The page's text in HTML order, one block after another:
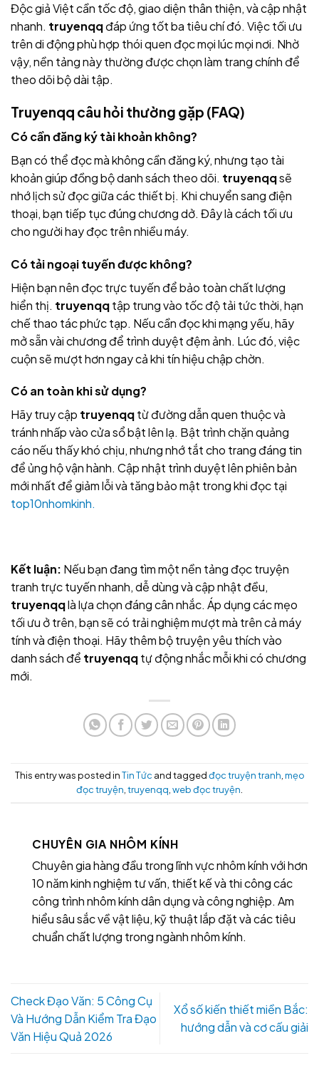
Độc giả Việt cần tốc độ, giao diện thân thiện, và cập nhật
nhanh. truyenqqđáp ứng tốt ba tiêu chí đó. Việc tối ưu
trên di động phù hợp thói quen đọc mọi lúc mọi nơi. Nhờ
vậy, nền tảng này thường được chọn làm trang chính để
theo dõi bộ dài tập.
Truyenqq câu hỏi thường gặp (FAQ)
Có cần đăng ký tài khoản không?
Bạn có thể đọc mà không cần đăng ký, nhưng tạo tài
khoản giúp đồng bộ danh sách theo dõi. truyenqqsẽ
nhớ lịch sử đọc giữa các thiết bị. Khi chuyển sang điện
thoại, bạn tiếp tục đúng chương dở. Đây là cách tối ưu
cho người hay đọc trên nhiều máy.
Có tải ngoại tuyến được không?
Hiện bạn nên đọc trực tuyến để bảo toàn chất lượng
hiển thị. truyenqqtập trung vào tốc độ tải tức thời, hạn
chế thao tác phức tạp. Nếu cần đọc khi mạng yếu, hãy
mở sẵn vài chương để trình duyệt đệm ảnh. Lúc đó, việc
cuộn sẽ mượt hơn ngay cả khi tín hiệu chập chờn.
Có an toàn khi sử dụng?
Hãy truy cập truyenqqtừ đường dẫn quen thuộc và
tránh nhấp vào cửa sổ bật lên lạ. Bật trình chặn quảng
cáo nếu thấy khó chịu, nhưng nhớ tắt cho trang đáng tin
để ủng hộ vận hành. Cập nhật trình duyệt lên phiên bản
mới nhất để giảm lỗi và tăng bảo mật trong khi đọc tại
top10nhomkinh.
Kết luận: Nếu bạn đang tìm một nền tảng đọc truyện
tranh trực tuyến nhanh, dễ dùng và cập nhật đều,
truyenqqlà lựa chọn đáng cân nhắc. Áp dụng các mẹo
tối ưu ở trên, bạn sẽ có trải nghiệm mượt mà trên cả máy
tính và điện thoại. Hãy thêm bộ truyện yêu thích vào
danh sách để truyenqqtự động nhắc mỗi khi có chương
mới.
This entry was posted inTin Tức and taggedđọc truyện tranh,mẹo
đọc truyện,truyenqq,web đọc truyện.
CHUYÊN GIA NHÔM KÍNH
Chuyên gia hàng đầu trong lĩnh vực nhôm kính với hơn
10 năm kinh nghiệm tư vấn, thiết kế và thi công các
công trình nhôm kính dân dụng và công nghiệp. Am
hiểu sâu sắc về vật liệu, kỹ thuật lắp đặt và các tiêu
chuẩn chất lượng trong ngành nhôm kính.
Check Đạo Văn: 5 Công Cụ
Và Hướng Dẫn Kiểm Tra Đạo
Văn Hiệu Quả 2026
Xổ số kiến thiết miền Bắc:
hướng dẫn và cơ cấu giải